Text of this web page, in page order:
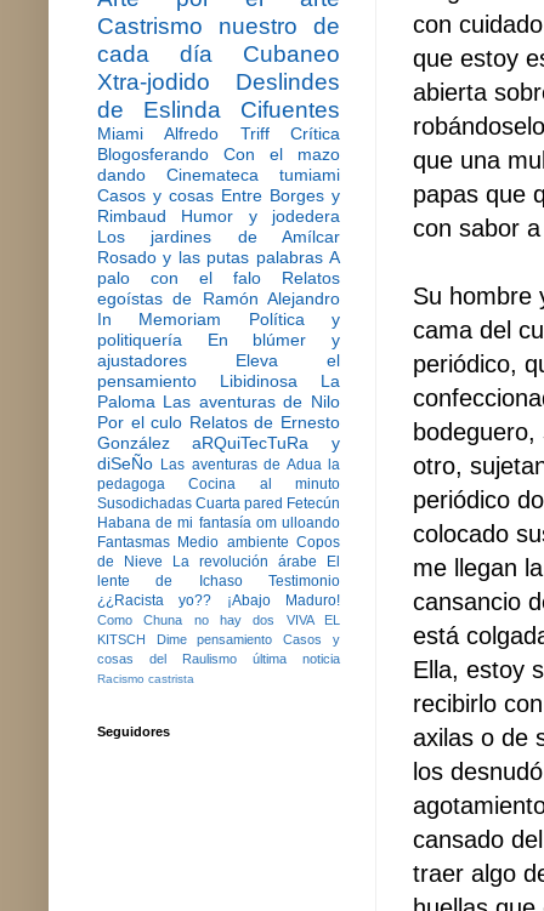
con
que estoy
abierta
que una
papas que
con sabor
Su hombre
cama del
periódico,
bodeguero,
otro,
periódico
colocado
me llegan
cansancio
está
Ella, estoy
recibirlo
axilas o de
los
cansado
traer algo
Castrismo nuestro de
cada día
Cubaneo
Xtra-jodido
Deslindes
de Eslinda Cifuentes
Miami Alfredo Triff
Crítica
Blogosferando
Con el mazo
dando
Cinemateca tumiami
Casos y cosas Entre Borges y
Rimbaud
Humor y jodedera
Los jardines de Amílcar
Rosado y las putas palabras A
palo con el falo
Relatos
egoístas de Ramón Alejandro
In Memoriam
Política y
politiquería
En blúmer y
ajustadores
Eleva el
pensamiento
Libidinosa
La
Paloma Las aventuras de Nilo
Por el culo Relatos de Ernesto
González
aRQuiTecTuRa y
diSeÑo Las aventuras de Adua la
pedagoga
Cocina al minuto
Susodichadas Cuarta pared Fetecún
Habana de mi fantasía om ulloando
Fantasmas Medio ambiente Copos
de Nieve
La revolución árabe
El
lente de Ichaso
Testimonio
¿¿Racista yo??
¡Abajo Maduro!
Como Chuna no hay dos
VIVA EL
KITSCH
Dime pensamiento
Casos y
cosas del Raulismo
última noticia
Racismo castrista
Seguidores